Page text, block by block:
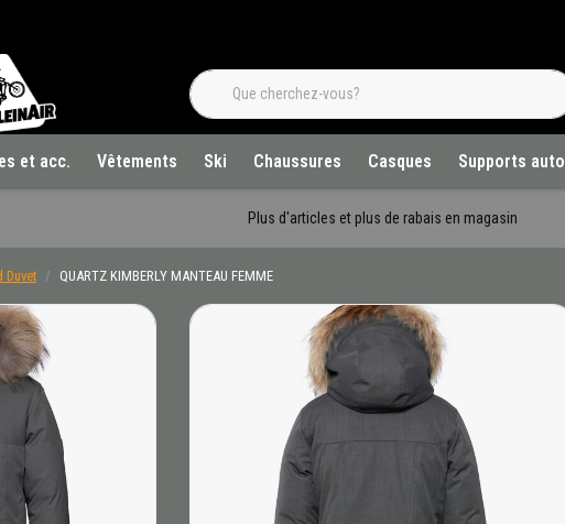
et acc. Vêtements Ski Chaussures Casques Supports auto
Plus d'articles et plus de rabais en magasin
Duvet QUARTZ KIMBERLY MANTEAU FEMME